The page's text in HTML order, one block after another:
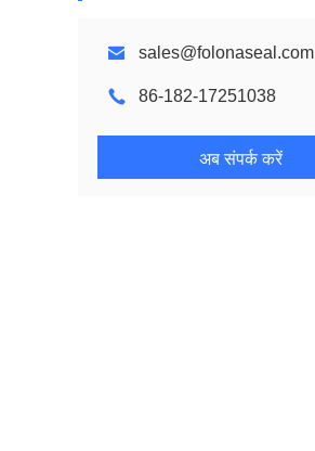
sales@folonaseal.com
86-182-17251038
अब संपर्क करें